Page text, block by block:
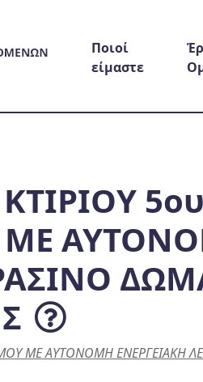
Ποιοί
είμαστε
ΜΕ
ΜΕ ΑΥΤΟΝΟΜΗ ΕΝΕΡΓΕΙΑΚΗ